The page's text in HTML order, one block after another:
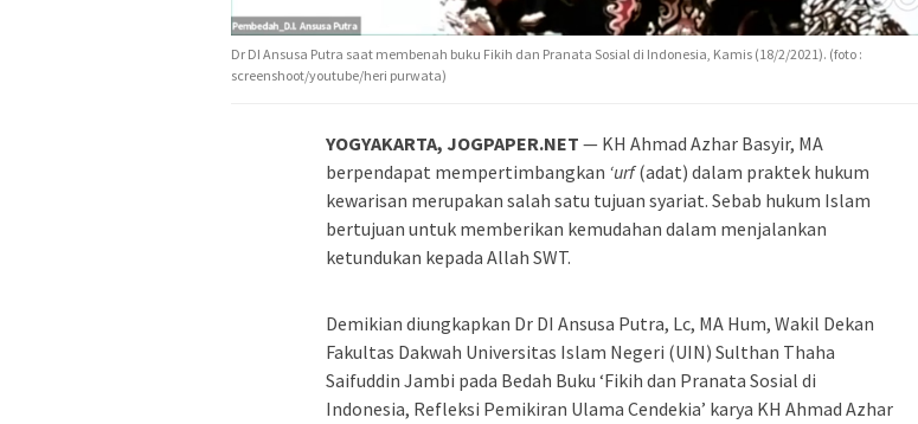
Dr DI Ansusa Putra saat membenah buku Fikih dan Pranata Sosial di Indonesia, Kamis (18/2/2021). (foto :
screenshoot/youtube/heri purwata)
YOGYAKARTA, JOGPAPER.NET— KH Ahmad Azhar Basyir, MA
berpendapat mempertimbangkan ‘urf(adat) dalam praktek hukum
kewarisan merupakan salah satu tujuan syariat. Sebab hukum Islam
bertujuan untuk memberikan kemudahan dalam menjalankan
ketundukan kepada Allah SWT.
Demikian diungkapkan Dr DI Ansusa Putra, Lc, MA Hum, Wakil Dekan
Fakultas Dakwah Universitas Islam Negeri (UIN) Sulthan Thaha
Saifuddin Jambi pada Bedah Buku ‘Fikih dan Pranata Sosial di
Indonesia, Refleksi Pemikiran Ulama Cendekia’ karya KH Ahmad Azhar